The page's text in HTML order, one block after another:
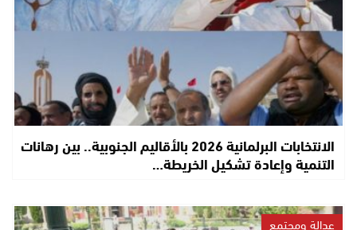
الانتخابات البرلمانية 2026 بالأقاليم الجنوبية.. بين رهانات
التنمية وإعادة تشكيل الخريطة…
عدالة ومجتمع